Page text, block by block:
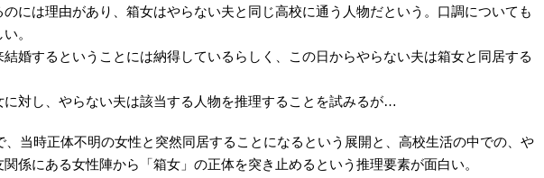
には理由があり、箱女はやらない夫と同じ高校に通う人物だという。口調についても
。
婚するということには納得しているらしく、この日からやらない夫は箱女と同居する
に対し、やらない夫は該当する人物を推理することを試みるが…
、当時正体不明の女性と突然同居することになるという展開と、高校生活の中での、や
関係にある女性陣から「箱女」の正体を突き止めるという推理要素が面白い。